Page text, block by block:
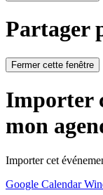
Partager
Fermer cette fenêtre
Importer
mon
Importer cet
Google Calendar